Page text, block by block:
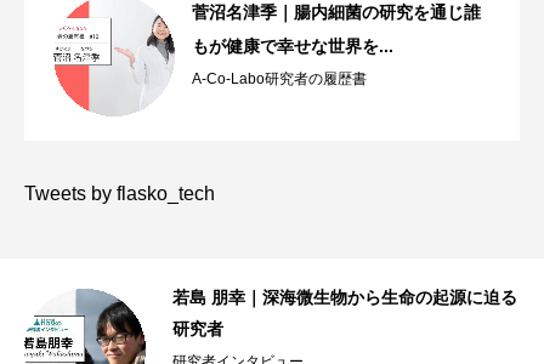
菅沼名津季｜腸内細菌の研究を通じ誰
もが健康で幸せな世界を...
A-Co-Labo研究者の履歴書
Tweets by flasko_tech
若島 朋幸｜深海微生物から生命の起源に迫る
研究者